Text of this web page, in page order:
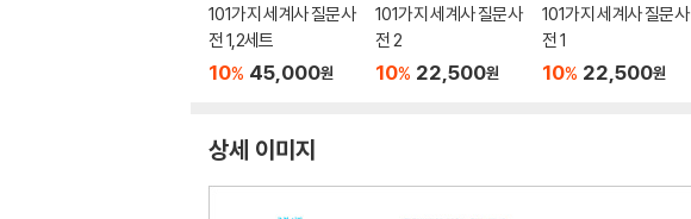
101가지 세계사 질문사
전 1,2세트
10% 45,000원
101가지 세계사 질문사
전 2
10% 22,500원
101가지 세계사 질문사
전 1
10% 22,500원
상세 이미지